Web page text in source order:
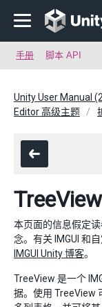
手册 脚本 API
Unity User Manual
Editor 高级主题
TreeView
本页面的信息假定
念。有关 IMGUI 和
IMGUI Unity 博客。
TreeView 是一个
据。使用 TreeView